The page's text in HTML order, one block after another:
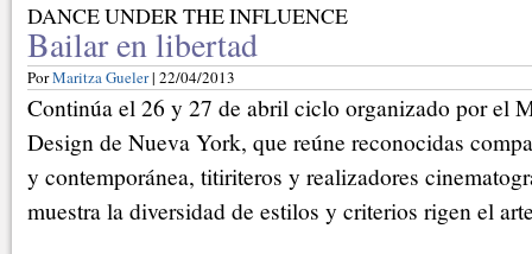
DANCE UNDER THE INFLUENCE
Bailar en libertad
PorMaritza Gueler| 22/04/2013
Continúa el 26 y 27 de abril ciclo organizado por el
Design de Nueva York, que reúne reconocidas
y contemporánea, titiriteros y realizadores
muestra la diversidad de estilos y criterios rigen el